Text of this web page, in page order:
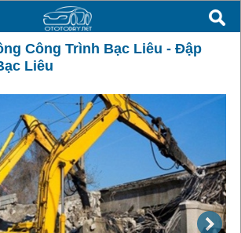
Công Trình Bạc Liêu - Đập
Liêu